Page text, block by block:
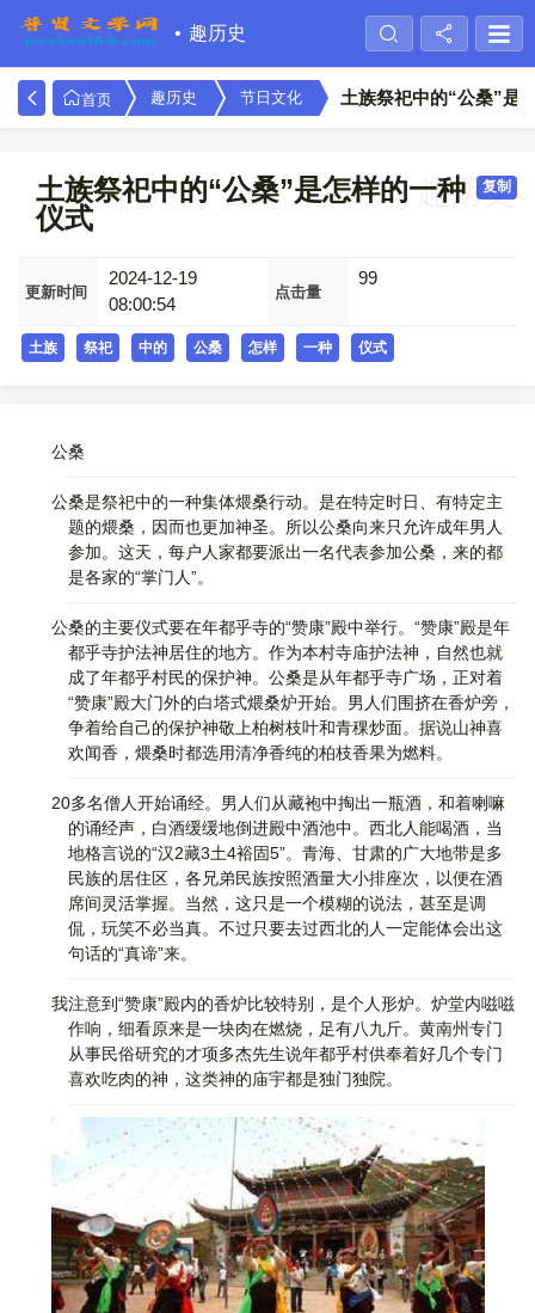
趣历史
首页 趣历史 节日文化 土族祭祀中的“公桑”是
土族祭祀中的“公桑”是怎样的一种
仪式
复制
趣历史
更新时间
2024-12-19
08:00:54
点击量
99
土族 祭祀 中的 公桑 怎样 一种 仪式
公桑
公桑是祭祀中的一种集体煨桑行动。是在特定时日、有特定主
题的煨桑，因而也更加神圣。所以公桑向来只允许成年男人
参加。这天，每户人家都要派出一名代表参加公桑，来的都
是各家的“掌门人”。
公桑的主要仪式要在年都乎寺的“赞康”殿中举行。“赞康”殿是年
都乎寺护法神居住的地方。作为本村寺庙护法神，自然也就
成了年都乎村民的保护神。公桑是从年都乎寺广场，正对着
“赞康”殿大门外的白塔式煨桑炉开始。男人们围挤在香炉旁，
争着给自己的保护神敬上柏树枝叶和青稞炒面。据说山神喜
欢闻香，煨桑时都选用清净香纯的柏枝香果为燃料。
20多名僧人开始诵经。男人们从藏袍中掏出一瓶酒，和着喇嘛
的诵经声，白酒缓缓地倒进殿中酒池中。西北人能喝酒，当
地格言说的“汉2藏3土4裕固5”。青海、甘肃的广大地带是多
民族的居住区，各兄弟民族按照酒量大小排座次，以便在酒
席间灵活掌握。当然，这只是一个模糊的说法，甚至是调
侃，玩笑不必当真。不过只要去过西北的人一定能体会出这
句话的“真谛”来。
我注意到“赞康”殿内的香炉比较特别，是个人形炉。炉堂内嗞嗞
作响，细看原来是一块肉在燃烧，足有八九斤。黄南州专门
从事民俗研究的才项多杰先生说年都乎村供奉着好几个专门
喜欢吃肉的神，这类神的庙宇都是独门独院。